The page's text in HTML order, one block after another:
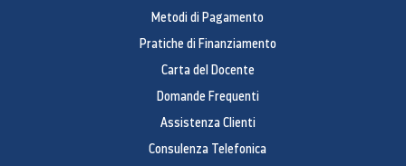
Metodi di Pagamento
Pratiche di Finanziamento
Carta del Docente
Domande Frequenti
Assistenza Clienti
Consulenza Telefonica